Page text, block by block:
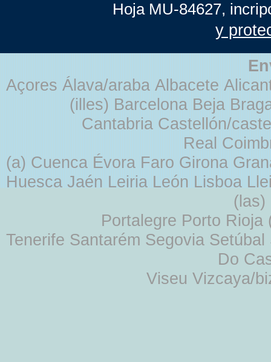
Hoja MU-84627,
y
Açores Álava/araba Albacete
(illes) Barcelona Beja
Cantabria Castellón/
Real
(a) Cuenca Évora Faro Girona
Huesca Jaén Leiria León Lisboa
Portalegre Porto
Tenerife Santarém Segovia
Do
Viseu Vizcaya/